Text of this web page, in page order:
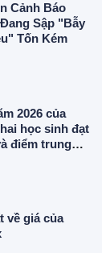
Cảnh Báo
Sập "Bẫy
Tốn Kém
2026 của
học sinh đạt
điểm trung
về giá của